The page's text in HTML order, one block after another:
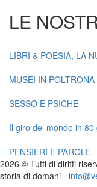
LE
LIBRI & POESIA, LA
MUSEI IN POLTRONA
SESSO E PSICHE
Il giro del mondo in 80
PENSIERI E PAROLE
2026 © Tutti di diritti
storia di domani -